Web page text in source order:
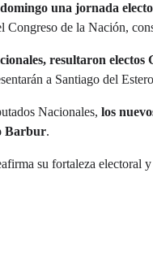
una jornada
Congreso de la Nación,
resultaron
a Santiago del
Nacionales, los
Barbur.
su fortaleza electoral